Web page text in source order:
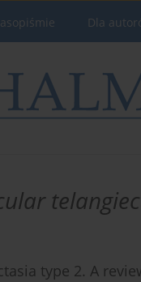
Dla
type 2. A